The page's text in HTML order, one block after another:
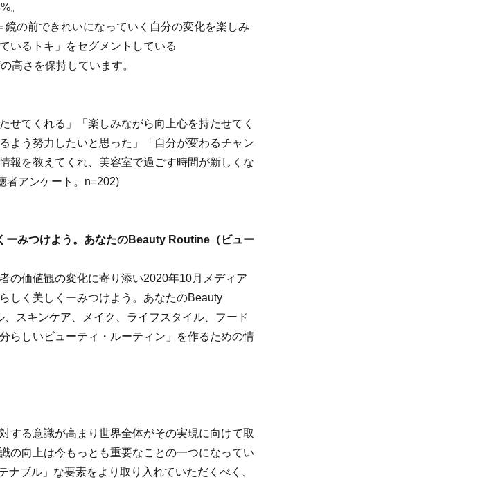
。
鏡の前できれいになっていく自分の変化を楽しみ
いるトキ」をセグメントしている
高さを保持しています。
せてくれる」「楽しみながら向上心を持たせてく
よう努力したいと思った」「自分が変わるチャン
報を教えてくれ、美容室で過ごす時間が新しくな
者アンケート。n=202)
ーみつけよう。あなたのBeauty Routine（ビュー
の価値観の変化に寄り添い2020年10月メディア
しく美しくーみつけよう。あなたのBeauty
スキンケア、メイク、ライフスタイル、フード
らしいビューティ・ルーティン」を作るための情
する意識が高まり世界全体がその実現に向けて取
の向上は今もっとも重要なことの一つになってい
ブル」な要素をより取り入れていただくべく、